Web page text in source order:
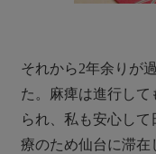
それから2年余りが
た。麻痺は進行して
られ、私も安心し
療のため仙台に滞在